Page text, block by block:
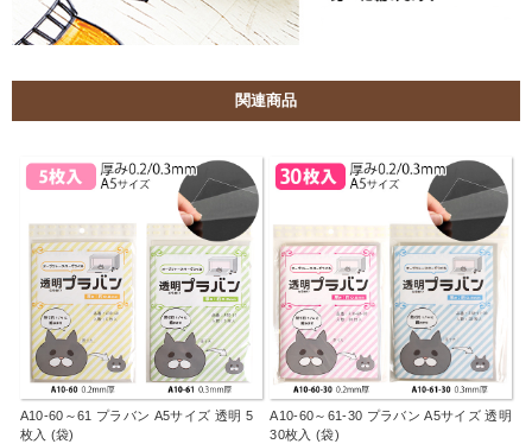
関連商品
A10-60～61 プラバン A5サイズ 透明 5
枚入 (袋)
A10-60～61-30 プラバン A5サイズ 透明
30枚入 (袋)